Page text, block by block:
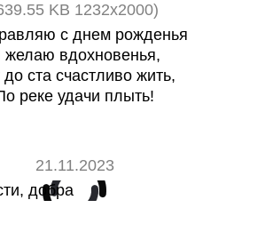
KB 1232x2000)
с днем рожденья
желаю вдохновенья,
до ста счастливо жить,
реке удачи плыть!
21.11.2023